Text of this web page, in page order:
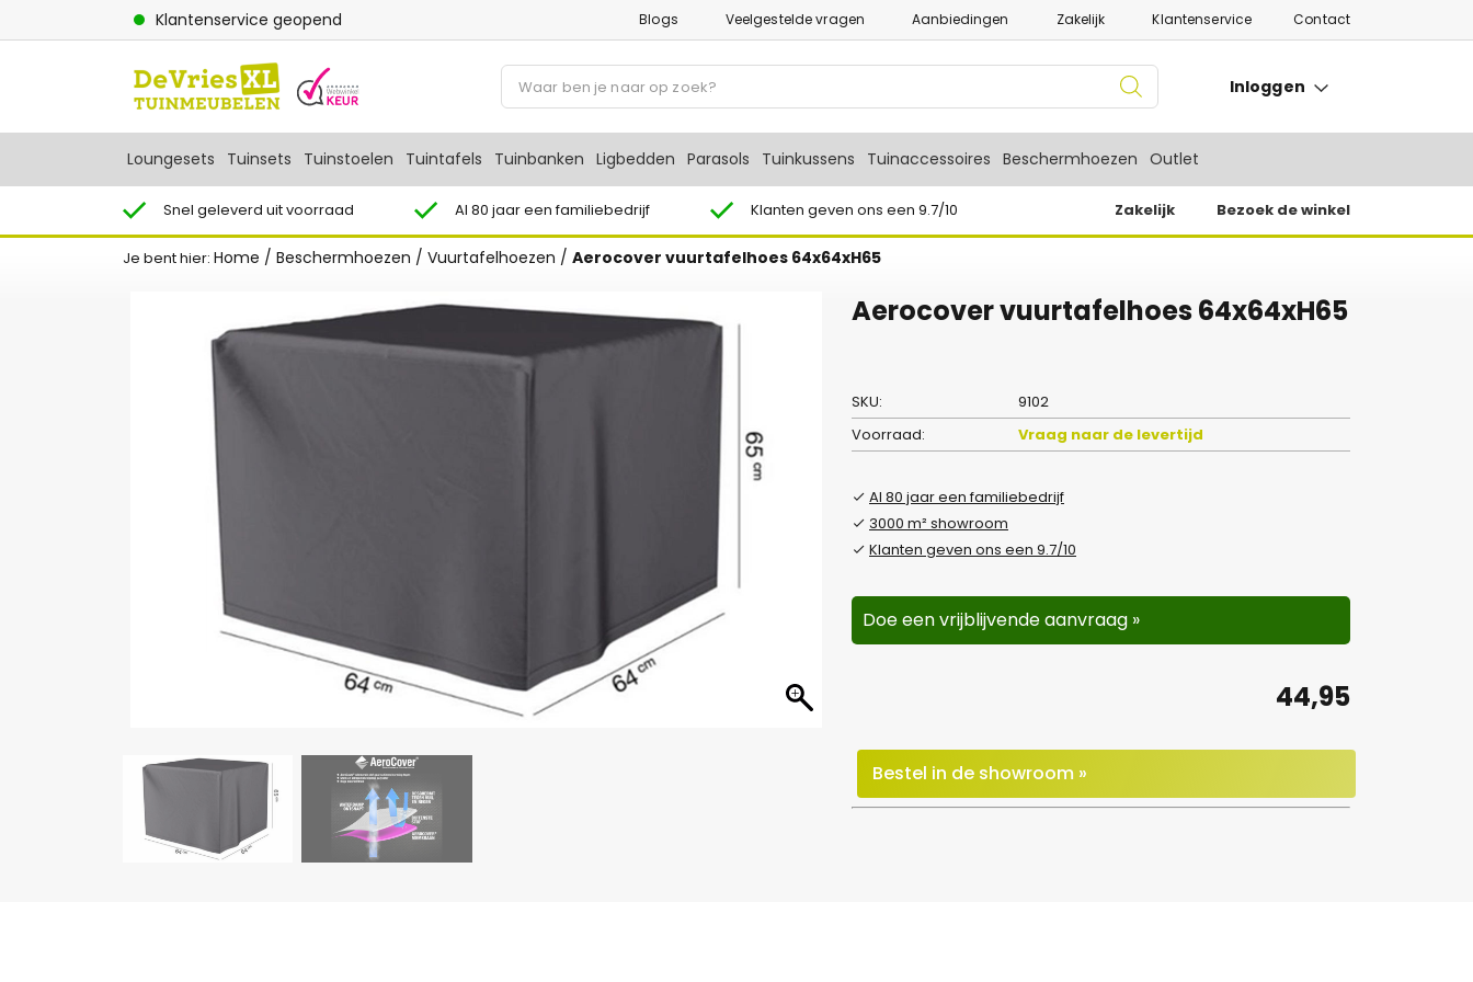
Klantenservice geopend Blogs Veelgestelde vragen Aanbiedingen Zakelijk Klantenservice Contact
r
o
d
u
c
t
e
z
e
Inloggen
Loungesets Tuinsets Tuinstoelen Tuintafels Tuinbanken Ligbedden Parasols Tuinkussens Tuinaccessoires Beschermhoezen Outlet
Snel geleverd uit voorraad Al 80 jaar een familiebedrijf Klanten geven ons een 9.7/10 Zakelijk Bezoek de winkel
Je bent hier: Home / Beschermhoezen / Vuurtafelhoezen / Aerocover vuurtafelhoes 64x64xH65
Aerocover vuurtafelhoes 64x64xH65
SKU:
9102
Voorraad:
Vraag naar de levertijd
Al 80 jaar een familiebedrijf
3000 m² showroom
Klanten geven ons een 9.7/10
Doe een vrijblijvende aanvraag »
44,95
Bestel in de showroom »